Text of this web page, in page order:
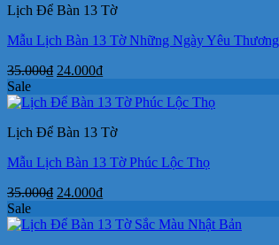
24.000₫.
Lịch Để Bàn 13 Tờ
Mẫu Lịch Bàn 13 Tờ Những Ngày Yêu Thương
35.000₫ Giá
là:
24.000₫Giá
tại
24.000₫.
Sale
Lịch Để Bàn 13 Tờ
Mẫu Lịch Bàn 13 Tờ Phúc Lộc Thọ
35.000₫ Giá
là:
24.000₫Giá
tại
Sale